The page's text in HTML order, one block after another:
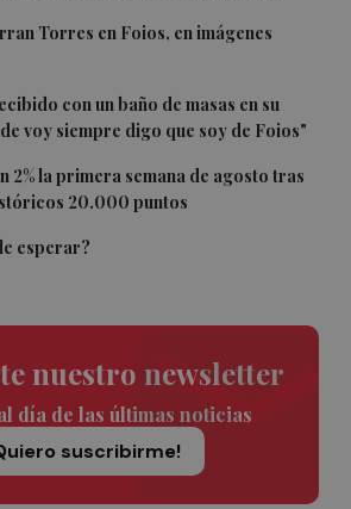
Torres en Foios, en imágenes
con un baño de masas en su
voy siempre digo que soy de Foios"
2% la primera semana de agosto tras
20.000 puntos
esperar?
nuestro newsletter
día de las últimas noticias
suscribirme!